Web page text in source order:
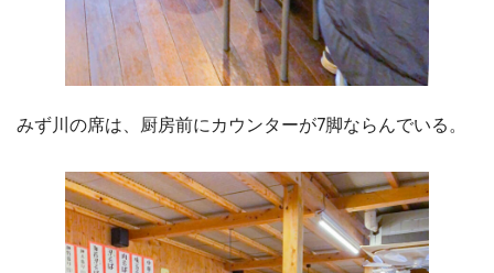
みず川の席は、厨房前にカウンターが7脚ならんでいる。